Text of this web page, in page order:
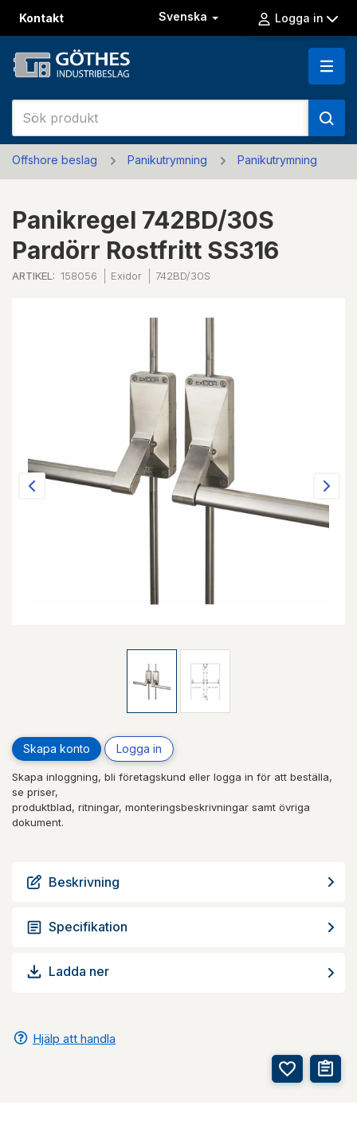
Kontakt Svenska Logga in
Offshore beslag Panikutrymning Panikutrymning
Panikregel 742BD/30S
Pardörr Rostfritt SS316
ARTIKEL: 158056 Exidor 742BD/30S
Skapa konto Logga in
Skapa inloggning, bli företagskund eller logga in för att beställa,
se priser,
produktblad, ritningar, monteringsbeskrivningar samt övriga
dokument.
Beskrivning
Specifikation
Ladda ner
Hjälp att handla